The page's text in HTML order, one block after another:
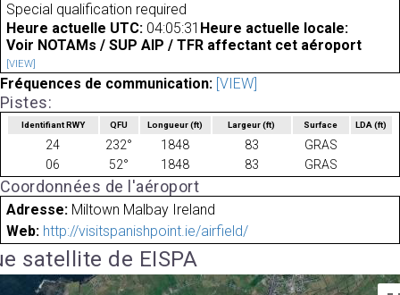
Special qualification required
Heure actuelle UTC: 04:05:31 Heure actuelle locale:
Voir NOTAMs / SUP AIP / TFR affectant cet aéroport
[VIEW]
Fréquences de communication: [VIEW]
Pistes:
Identifiant RWY QFU Longueur(ft) Largeur(ft) Surface LDA(ft)
24 232° 1848 83
GRAS
06
52° 1848 83 GRAS
Coordonnées de l'aéroport
Adresse: Miltown Malbay Ireland
Web: http://visitspanishpoint.ie/airfield/
satellite de EISPA